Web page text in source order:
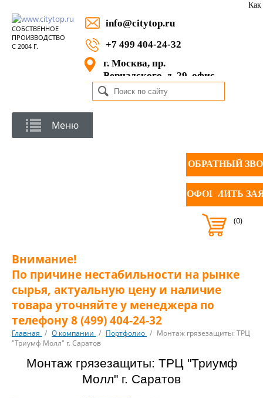
СОБСТВЕННОЕ
ПРОИЗВОДСТВО
С 2004 Г.
info@citytop.ru
+7 499 404-24-32
г. Москва, пр.
Вернадского, д. 29, офис
1105
Меню
ОБРАТНЫЙ
ОФОРМИТЬ
(0)
Внимание!
По причине нестабильности на рынке
сырья, актуальную цену и наличие
товара уточняйте у менеджера по
телефону 8 (499) 404-24-32
Главная / О компании / Портфолио / Монтаж грязезащиты: ТРЦ
"Триумф Молл" г. Саратов
Монтаж грязезащиты: ТРЦ "Триумф
Молл" г. Саратов
Как